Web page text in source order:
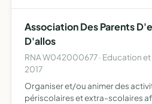
Association Des Parents
D'allos
RNA W042000677 · Education
2017
Organiser et/ou animer des
périscolaires et extra-scolaires